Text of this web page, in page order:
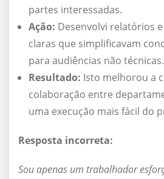
partes interessadas.
Ação: Desenvolvi relatórios
claras que simplificavam
para audiências não técnicas.
Resultado: Isto melhorou a
colaboração entre
uma execução mais fácil do
Resposta incorreta:
Sou apenas um trabalhador